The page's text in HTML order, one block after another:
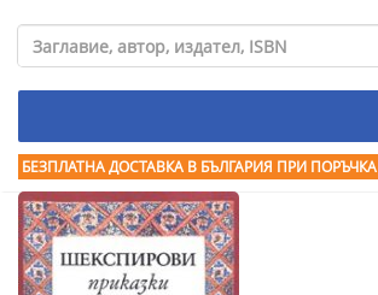
БЕЗПЛАТНА ДОСТАВКА В БЪЛГАРИЯ ПРИ ПОРЪЧКА